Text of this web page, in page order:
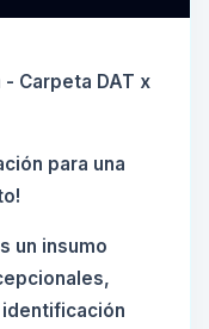
Carpeta DAT x
para una
un insumo